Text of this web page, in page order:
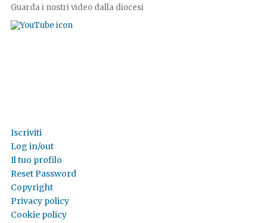
Guarda i nostri video dalla diocesi
Iscriviti
Log in/out
Il tuo profilo
Reset Password
Copyright
Privacy policy
Cookie policy